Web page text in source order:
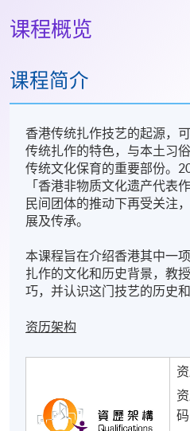
课程概览
课程简介
香港传统扎作技艺的起源，
传统扎作的特色，与本土习
传统文化保育的重要部份。
「香港非物质文化遗产代表
民间团体的推动下再受关注
展及传承。
本课程旨在介绍香港其中一
扎作的文化和历史背景，教
巧，并认识这门技艺的历史和
资历架构